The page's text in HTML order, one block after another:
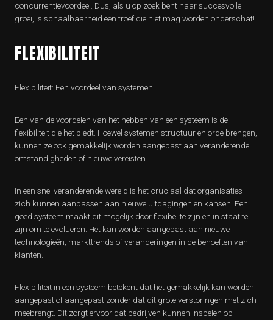
concurrentievoordeel. Dus, als u op zoek bent naar succesvolle
groei, is schaalbaarheid een troef die niet mag worden onderschat!
FLEXIBILITEIT
Flexibiliteit: Een voordeel van systemen
Een van de voordelen van het hebben van een systeem is de
flexibiliteit die het biedt. Hoewel systemen structuur en orde brengen,
kunnen ze ook gemakkelijk worden aangepast aan veranderende
omstandigheden of nieuwe vereisten.
In een snel veranderende wereld is het cruciaal dat organisaties
zich kunnen aanpassen aan nieuwe uitdagingen en kansen. Een
goed systeem maakt dit mogelijk door flexibel te zijn en in staat te
zijn om te evolueren. Het kan worden aangepast aan nieuwe
technologieën, markttrends of veranderingen in de behoeften van
klanten.
Flexibiliteit in een systeem betekent dat het gemakkelijk kan worden
aangepast of aangepast zonder dat dit grote verstoringen met zich
meebrengt. Dit zorgt ervoor dat bedrijven kunnen inspelen op